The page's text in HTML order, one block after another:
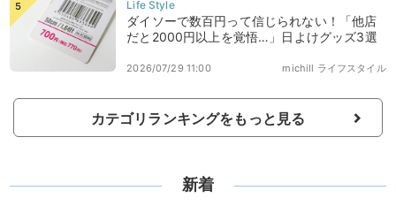
ダイソーで数百円って信じられない！「他店
だと2000円以上を覚悟…」日よけグッズ3選
michill ライフスタイル
2026/07/29 11:00
カテゴリランキングをもっと見る
新着